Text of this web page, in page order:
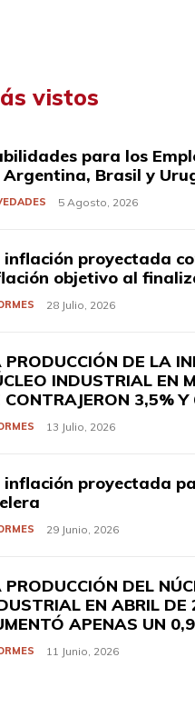
vistos
para los
Argentina, Brasil y
5 Agosto, 2026
inflación proyectada
objetivo al
28 Julio, 2026
PRODUCCIÓN DE LA
INDUSTRIAL EN
CONTRAJERON 3,5%
13 Julio, 2026
inflación proyectada
29 Junio, 2026
PRODUCCIÓN DEL
EN ABRIL DE
APENAS UN
11 Junio, 2026